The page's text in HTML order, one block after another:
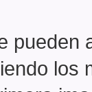
pueden
los